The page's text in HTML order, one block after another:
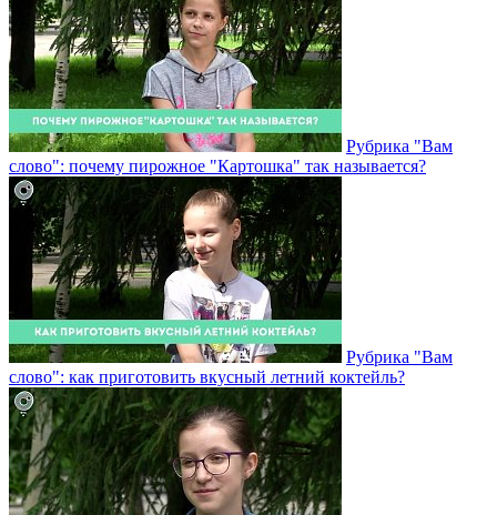
Рубрика "Вам
слово": почему пирожное "Картошка" так называется?
Рубрика "Вам
слово": как приготовить вкусный летний коктейль?